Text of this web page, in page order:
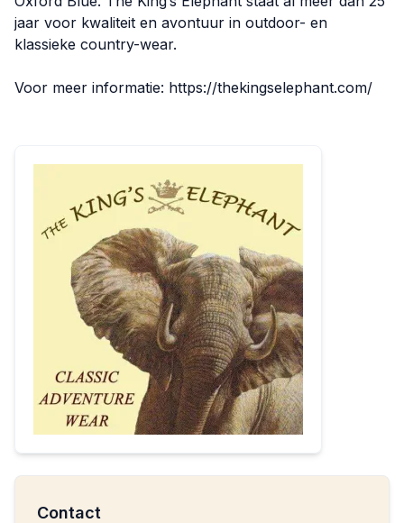
jaar voor kwaliteit en avontuur in outdoor- en
klassieke country-wear.
Voor meer informatie: https://thekingselephant.com/
Contact